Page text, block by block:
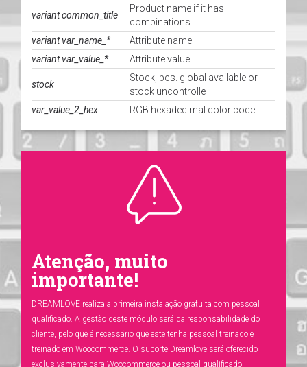
variant common_title
Product name if it has
combinations
variant var_name_*
Attribute name
variant var_value_*
Attribute value
stock
Stock, pcs. global available or
stock uncontrolle
var_value_2_hex
RGB hexadecimal color code
Atenção, muito
importante!
DREAMLOVE realiza a primeira instalação gratuita com pessoal
qualificado. A gestão deste módulo será da responsabilidade do
cliente, pelo que é necessário que este tenha pessoal treinado e
treinado em Woocommerce. O suporte Dreamlove será oferecido
exclusivamente para Woocommerce ou pessoal qualificado.